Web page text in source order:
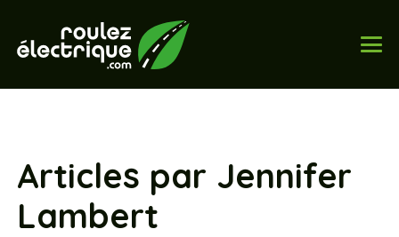
Articles par Jennifer
Lambert